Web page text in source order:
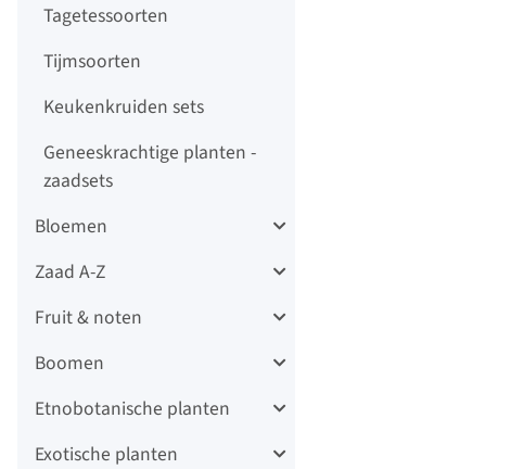
Tagetessoorten
Tijmsoorten
Keukenkruiden sets
Geneeskrachtige planten -
zaadsets
Bloemen
Zaad A-Z
Fruit & noten
Boomen
Etnobotanische planten
Exotische planten